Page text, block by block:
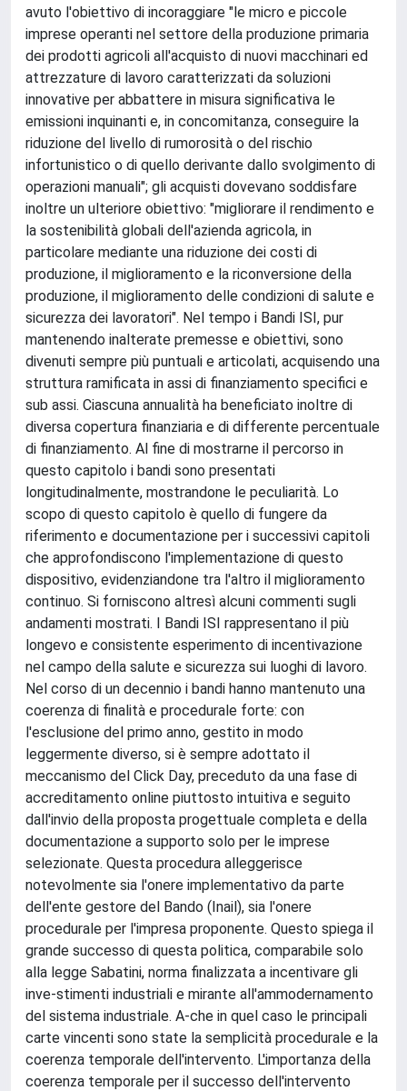
avuto l'obiettivo di incoraggiare "le micro e piccole
imprese operanti nel settore della produzione primaria
dei prodotti agricoli all'acquisto di nuovi macchinari ed
attrezzature di lavoro caratterizzati da soluzioni
innovative per abbattere in misura significativa le
emissioni inquinanti e, in concomitanza, conseguire la
riduzione del livello di rumorosità o del rischio
infortunistico o di quello derivante dallo svolgimento di
operazioni manuali"; gli acquisti dovevano soddisfare
inoltre un ulteriore obiettivo: "migliorare il rendimento e
la sostenibilità globali dell'azienda agricola, in
particolare mediante una riduzione dei costi di
produzione, il miglioramento e la riconversione della
produzione, il miglioramento delle condizioni di salute e
sicurezza dei lavoratori". Nel tempo i Bandi ISI, pur
mantenendo inalterate premesse e obiettivi, sono
divenuti sempre più puntuali e articolati, acquisendo una
struttura ramificata in assi di finanziamento specifici e
sub assi. Ciascuna annualità ha beneficiato inoltre di
diversa copertura finanziaria e di differente percentuale
di finanziamento. Al fine di mostrarne il percorso in
questo capitolo i bandi sono presentati
longitudinalmente, mostrandone le peculiarità. Lo
scopo di questo capitolo è quello di fungere da
riferimento e documentazione per i successivi capitoli
che approfondiscono l'implementazione di questo
dispositivo, evidenziandone tra l'altro il miglioramento
continuo. Si forniscono altresì alcuni commenti sugli
andamenti mostrati. I Bandi ISI rappresentano il più
longevo e consistente esperimento di incentivazione
nel campo della salute e sicurezza sui luoghi di lavoro.
Nel corso di un decennio i bandi hanno mantenuto una
coerenza di finalità e procedurale forte: con
l'esclusione del primo anno, gestito in modo
leggermente diverso, si è sempre adottato il
meccanismo del Click Day, preceduto da una fase di
accreditamento online piuttosto intuitiva e seguito
dall'invio della proposta progettuale completa e della
documentazione a supporto solo per le imprese
selezionate. Questa procedura alleggerisce
notevolmente sia l'onere implementativo da parte
dell'ente gestore del Bando (Inail), sia l'onere
procedurale per l'impresa proponente. Questo spiega il
grande successo di questa politica, comparabile solo
alla legge Sabatini, norma finalizzata a incentivare gli
inve-stimenti industriali e mirante all'ammodernamento
del sistema industriale. A-che in quel caso le principali
carte vincenti sono state la semplicità procedurale e la
coerenza temporale dell'intervento. L'importanza della
coerenza temporale per il successo dell'intervento